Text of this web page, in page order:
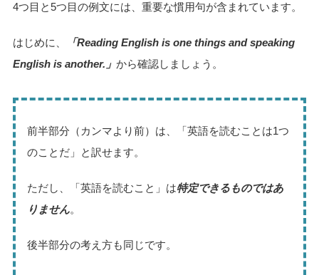
4つ目と5つ目の例文には、重要な慣用句が含まれています。
はじめに、
「Reading English is one things and speaking
English is another.」 から確認しましょう。
前半部分（カンマより前）は、「英語を読むことは1つ
のことだ」と訳せます。
ただし、「英語を読むこと」は特定できるものではあ
りません。
後半部分の考え方も同じです。